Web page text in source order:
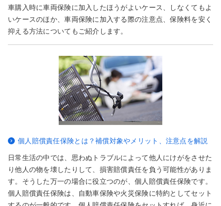
車購入時に車両保険に加入したほうがよいケース、しなくてもよ
いケースのほか、車両保険に加入する際の注意点、保険料を安く
抑える方法についてもご紹介します。
個人賠償責任保険とは？補償対象やメリット、注意点を解説
日常生活の中では、思わぬトラブルによって他人にけがをさせた
り他人の物を壊したりして、損害賠償責任を負う可能性がありま
す。そうした万一の場合に役立つのが、個人賠償責任保険です。
個人賠償責任保険は、自動車保険や火災保険に特約としてセット